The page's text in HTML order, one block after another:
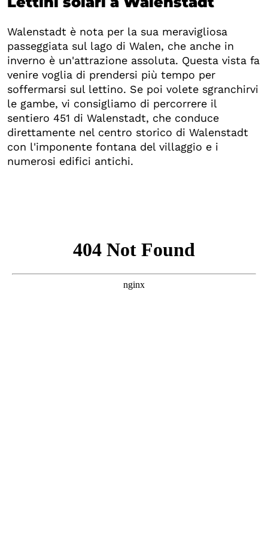
Walenstadt è nota per la sua meravigliosa
passeggiata sul lago di Walen, che anche in
inverno è un'attrazione assoluta. Questa vista fa
venire voglia di prendersi più tempo per
soffermarsi sul lettino. Se poi volete sgranchirvi
le gambe, vi consigliamo di percorrere il
sentiero 451 di Walenstadt, che conduce
direttamente nel centro storico di Walenstadt
con l'imponente fontana del villaggio e i
numerosi edifici antichi.